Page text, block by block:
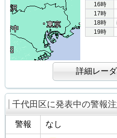
16時
17時
18時
19時
詳細レー
千代田区に発表中の警報
警報 なし